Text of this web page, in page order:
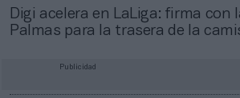
Digi acelera en LaLiga: firma con
Palmas para la trasera de la
Publicidad